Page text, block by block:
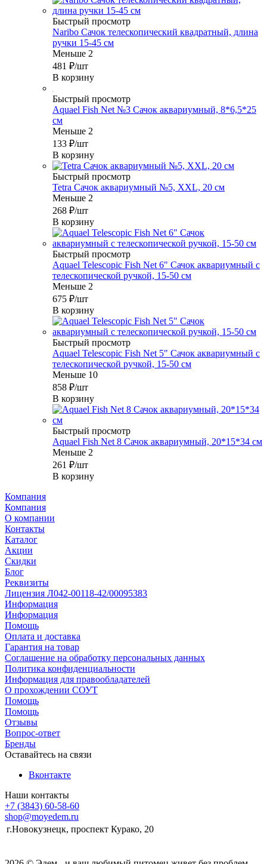
Быстрый просмотр
Naribo Сачок телескопический квадратный, длина
ручки 15-45 см
Меньше 2
481 ₽/шт
В корзину
Быстрый просмотр
Aquael Fish Net №3 Сачок аквариумный, 8*6,5*25
см
Меньше 2
133 ₽/шт
В корзину
Быстрый просмотр
Tetra Сачок аквариумный №5, XXL, 20 см
Меньше 2
268 ₽/шт
В корзину
Быстрый просмотр
Aquael Telescopic Fish Net 6" Сачок аквариумный с
телескопической ручкой, 15-50 см
Меньше 2
675 ₽/шт
В корзину
Быстрый просмотр
Aquael Telescopic Fish Net 5" Сачок аквариумный с
телескопической ручкой, 15-50 см
Меньше 10
858 ₽/шт
В корзину
Быстрый просмотр
Aquael Fish Net 8 Сачок аквариумный, 20*15*34 см
Меньше 2
261 ₽/шт
В корзину
Компания
Компания
О компании
Контакты
Каталог
Акции
Скидки
Блог
Реквизиты
Лицензия Л042-00118-42/00095383
Информация
Информация
Помощь
Оплата и доставка
Гарантия на товар
Соглашение на обработку персональных данных
Политика конфиденциальности
Информация для правообладателей
О прохождении СОУТ
Помощь
Помощь
Отзывы
Вопрос-ответ
Бренды
Оставайтесь на связи
Вконтакте
Наши контакты
+7 (3843) 60-58-60
shop@moyedem.ru
г.Новокузнецк, проспект Курако, 20